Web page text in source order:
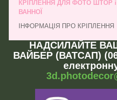
КРІПЛЕННЯ ДЛЯ ФОТО ШТОР
ВАННОЇ
ІНФОРМАЦІЯ ПРО КРІПЛЕННЯ
НАДСИЛАЙТЕ
ВАЙБЕР (ВАТСАП)